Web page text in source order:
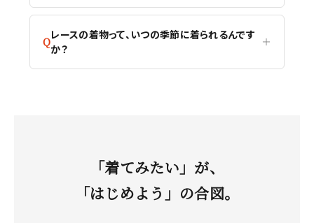
レースの着物って、いつの季節に着られるんです
か？
「着てみたい」が、
「はじめよう」の合図。